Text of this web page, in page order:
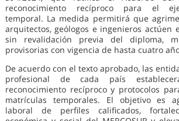
reconocimiento recíproco para el
temporal. La medida permitirá que
arquitectos, geólogos e ingenieros actúen
sin revalidación previa del diploma,
provisorias con vigencia de hasta cuatro
De acuerdo con el texto aprobado, las
profesional de cada país
reconocimiento recíproco y protocolos
matrículas temporales. El objetivo es
laboral de perfiles calificados,